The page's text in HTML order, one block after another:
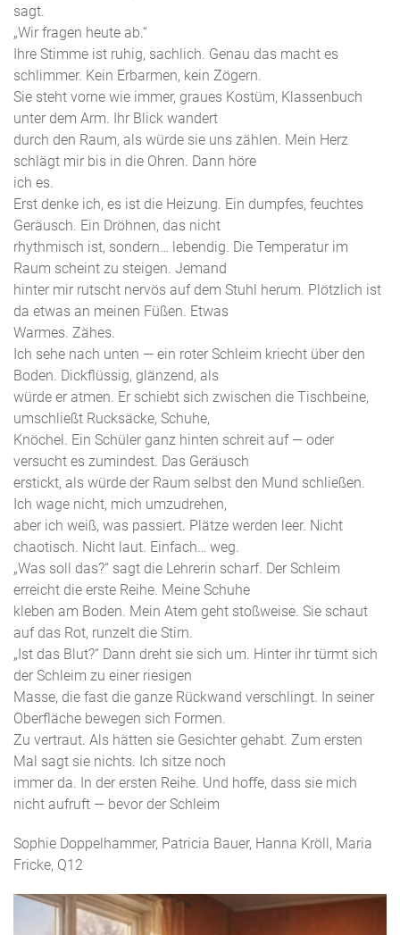
sagt.
„Wir fragen heute ab.“
Ihre Stimme ist ruhig, sachlich. Genau das macht es
schlimmer. Kein Erbarmen, kein Zögern.
Sie steht vorne wie immer, graues Kostüm, Klassenbuch
unter dem Arm. Ihr Blick wandert
durch den Raum, als würde sie uns zählen. Mein Herz
schlägt mir bis in die Ohren. Dann höre
ich es.
Erst denke ich, es ist die Heizung. Ein dumpfes, feuchtes
Geräusch. Ein Dröhnen, das nicht
rhythmisch ist, sondern… lebendig. Die Temperatur im
Raum scheint zu steigen. Jemand
hinter mir rutscht nervös auf dem Stuhl herum. Plötzlich ist
da etwas an meinen Füßen. Etwas
Warmes. Zähes.
Ich sehe nach unten — ein roter Schleim kriecht über den
Boden. Dickflüssig, glänzend, als
würde er atmen. Er schiebt sich zwischen die Tischbeine,
umschließt Rucksäcke, Schuhe,
Knöchel. Ein Schüler ganz hinten schreit auf — oder
versucht es zumindest. Das Geräusch
erstickt, als würde der Raum selbst den Mund schließen.
Ich wage nicht, mich umzudrehen,
aber ich weiß, was passiert. Plätze werden leer. Nicht
chaotisch. Nicht laut. Einfach… weg.
„Was soll das?“ sagt die Lehrerin scharf. Der Schleim
erreicht die erste Reihe. Meine Schuhe
kleben am Boden. Mein Atem geht stoßweise. Sie schaut
auf das Rot, runzelt die Stirn.
„Ist das Blut?“ Dann dreht sie sich um. Hinter ihr türmt sich
der Schleim zu einer riesigen
Masse, die fast die ganze Rückwand verschlingt. In seiner
Oberfläche bewegen sich Formen.
Zu vertraut. Als hätten sie Gesichter gehabt. Zum ersten
Mal sagt sie nichts. Ich sitze noch
immer da. In der ersten Reihe. Und hoffe, dass sie mich
nicht aufruft — bevor der Schleim
Sophie Doppelhammer, Patricia Bauer, Hanna Kröll, Maria
Fricke, Q12